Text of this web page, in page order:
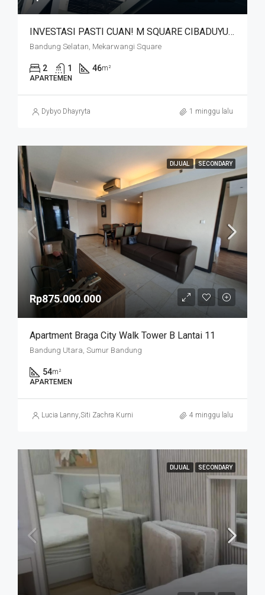
INVESTASI PASTI CUAN! M SQUARE CIBADUYUT DEKAT MEKARWANGI
Bandung Selatan, Mekarwangi Square
2 1 46m²
APARTEMEN
Dybyo Dhayryta 1 minggu lalu
DIJUAL SECONDARY
Rp875.000.000
Apartment Braga City Walk Tower B Lantai 11
Bandung Utara, Sumur Bandung
54m²
APARTEMEN
Lucia Lanny,Siti Zachra Kurniasari 4 minggu lalu
DIJUAL SECONDARY